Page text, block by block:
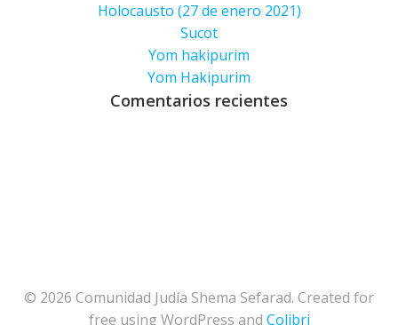
Holocausto (27 de enero 2021)
Sucot
Yom hakipurim
Yom Hakipurim
Comentarios recientes
© 2026 Comunidad Judía Shema Sefarad. Created for
free using WordPress and Colibri